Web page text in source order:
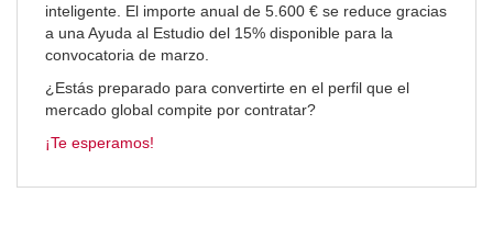
inteligente. El importe anual de 5.600 € se reduce gracias
a una Ayuda al Estudio del 15% disponible para la
convocatoria de marzo.
¿Estás preparado para convertirte en el perfil que el
mercado global compite por contratar?
¡Te esperamos!